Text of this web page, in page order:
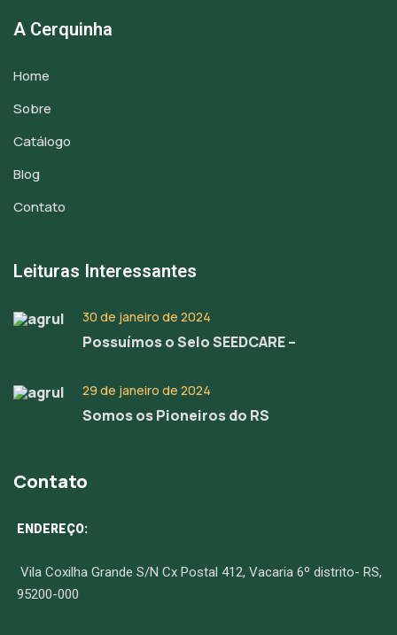
A Cerquinha
Home
Sobre
Catálogo
Blog
Contato
Leituras Interessantes
30 de janeiro de 2024
Possuímos o Selo SEEDCARE –
29 de janeiro de 2024
Somos os Pioneiros do RS
Contato
ENDEREÇO:
Vila Coxilha Grande S/N Cx Postal 412, Vacaria 6º distrito- RS,
95200-000